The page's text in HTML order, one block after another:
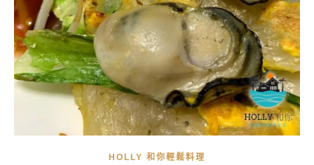
HOLLY 和你輕鬆料理